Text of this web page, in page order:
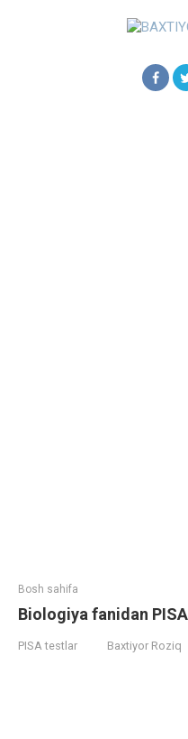
Bosh sahifa
Biologiya fanidan
PISA testlar Baxtiyor Roziq